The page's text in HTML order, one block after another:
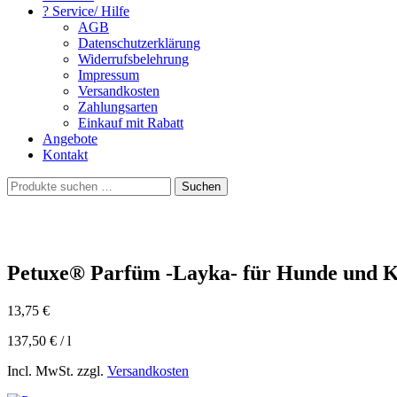
? Service/ Hilfe
AGB
Datenschutzerklärung
Widerrufsbelehrung
Impressum
Versandkosten
Zahlungsarten
Einkauf mit Rabatt
Angebote
Kontakt
Suchen
nach:
Suchen
Petuxe® Parfüm -Layka- für Hunde und
13,75 €
137,50 € /l
Incl. MwSt. zzgl. Versandkosten